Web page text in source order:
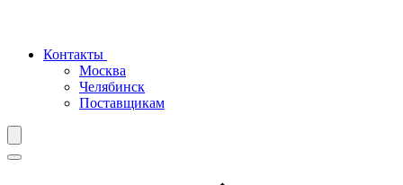
Контакты
Москва
Челябинск
Поставщикам